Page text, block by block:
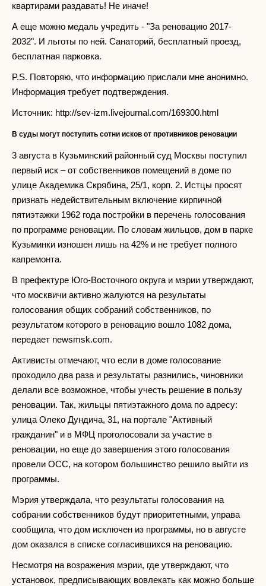
квартирами раздавать! Не иначе!
А еще можно медаль учредить - "За реновацию 2017-
2032". И льготы по ней. Санаторий, бесплатный проезд,
бесплатная парковка.
P.S. Повторяю, что информацию прислали мне анонимно.
Информация требует подтверждения.
Источник: http://sev-izm.livejournal.com/169300.html
В суды могут поступить сотни исков от противников реновации
3 августа в Кузьминский районный суд Москвы поступил
первый иск – от собственников помещений в доме по
улице Академика Скрябина, 25/1, корп. 2. Истцы просят
признать недействительным включение кирпичной
пятиэтажки 1962 года постройки в перечень голосования
по программе реновации. По словам жильцов, дом в парке
Кузьминки изношен лишь на 42% и не требует полного
капремонта.
В префектуре Юго-Восточного округа и мэрии утверждают,
что москвичи активно жалуются на результаты
голосования общих собраний собственников, по
результатом которого в реновацию вошло 1082 дома,
передает newsmsk.com.
Активисты отмечают, что если в доме голосование
проходило два раза и результаты разнились, чиновники
делали все возможное, чтобы учесть решение в пользу
реновации. Так, жильцы пятиэтажного дома по адресу:
улица Олеко Дундича, 31, на портале "Активный
гражданин" и в МФЦ проголосовали за участие в
реновации, но еще до завершения этого голосования
провели ОСС, на котором большинство решило выйти из
программы.
Мэрия утверждала, что результаты голосования на
собрании собственников будут приоритетными, управа
сообщила, что дом исключен из программы, но в августе
дом оказался в списке согласившихся на реновацию.
Несмотря на возражения мэрии, где утверждают, что
установок, предписывающих вовлекать как можно больше